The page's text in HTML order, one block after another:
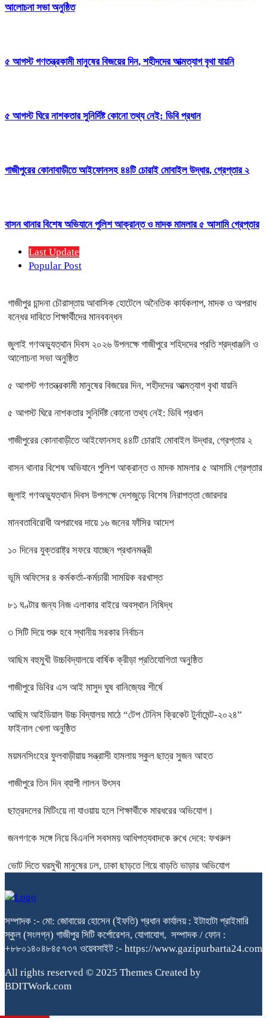
আলোচনা সভা অনুষ্ঠিত
৫ আগস্ট গণতন্ত্রকামী মানুষের বিজয়ের দিন, শহীদদের আত্মত্যাগ বৃথা যায়নি
৫ আগস্ট ঘিরে নাশকতার সুনির্দিষ্ট কোনো তথ্য নেই: ডিবি প্রধান
গাজীপুরের কোনাবাড়ীতে আইফোনসহ ৪৪টি চোরাই মোবাইল উদ্ধার, গ্রেপ্তার ২
বাসন থানার বিশেষ অভিযানে পুলিশ আক্রান্ত ও মাদক মামলার ৫ আসামি গ্রেপ্তার
Last Update
Popular Post
গাজীপুর চান্দনা চৌরাস্তায় আবাসিক হোটেলে অনৈতিক কার্যকলাপ, মাদক ও অপরাধ
বন্ধের দাবিতে শিক্ষার্থীদের মানববন্ধন
জুলাই গণঅভ্যুত্থান দিবস ২০২৬ উপলক্ষে গাজীপুরে শহিদদের প্রতি শ্রদ্ধাঞ্জলি ও
আলোচনা সভা অনুষ্ঠিত
৫ আগস্ট গণতন্ত্রকামী মানুষের বিজয়ের দিন, শহীদদের আত্মত্যাগ বৃথা যায়নি
৫ আগস্ট ঘিরে নাশকতার সুনির্দিষ্ট কোনো তথ্য নেই: ডিবি প্রধান
গাজীপুরের কোনাবাড়ীতে আইফোনসহ ৪৪টি চোরাই মোবাইল উদ্ধার, গ্রেপ্তার ২
বাসন থানার বিশেষ অভিযানে পুলিশ আক্রান্ত ও মাদক মামলার ৫ আসামি গ্রেপ্তার
জুলাই গণঅভ্যুত্থান দিবস উপলক্ষে দেশজুড়ে বিশেষ নিরাপত্তা জোরদার
মানবতাবিরোধী অপরাধের দায়ে ১৬ জনের ফাঁসির আদেশ
১০ দিনের যুক্তরাষ্ট্র সফরে যাচ্ছেন প্রধানমন্ত্রী
ভূমি অফিসের ৪ কর্মকর্তা-কর্মচারী সাময়িক বরখাস্ত
৮১ ঘণ্টার জন্য নিজ এলাকার বাইরে অবস্থান নিষিদ্ধ
৩ সিটি দিয়ে শুরু হবে স্থানীয় সরকার নির্বাচন
আছিম বহুমুখী উচ্চবিদ্যালয়ে বার্ষিক ক্রীড়া প্রতিযোগিতা অনুষ্ঠিত
গাজীপুরে ডিবির এস আই মাসুদ ঘুষ বানিজ্যের শীর্ষে
আছিম আইডিয়াল উচ্চ বিদ্যালয় মাঠে “টেপ টেনিস ক্রিকেট টুর্নামেন্ট-২০২৪”
ফাইনাল খেলা অনুষ্ঠিত
ময়মনসিংহের ফুলবাড়ীয়ায় সন্ত্রাসী হামলায় স্কুল ছাত্র সুজন আহত
গাজীপুরে তিন দিন ব্যাপী লালন উৎসব
ছাত্রদলের মিটিংয়ে না যাওয়ায় হলে শিক্ষার্থীকে মারধরের অভিযোগ।
জনগণকে সঙ্গে নিয়ে বিএনপি সবসময় আধিপত্যবাদকে রুখে দেবে: ফখরুল
ভোট দিতে ঘরমুখী মানুষের ঢল, ঢাকা ছাড়তে গিয়ে বাড়তি ভাড়ার অভিযোগ
সম্পাদক :- মো: জোবায়ের হোসেন (ইফতি) প্রধান কার্যালয় : ইটাহাটা প্রাইমারি
স্কুল (সংলগ্ন) গাজীপুর সিটি কর্পোরেশন, যোগাযোগ, সম্পাদক / ফোন :
+৮৮০১৪০৪৮৪৫৭৩৭ ওয়েবসাইট :- https://www.gazipurbarta24.com
All rights reserved © 2025 Themes Created by
BDITWork.com